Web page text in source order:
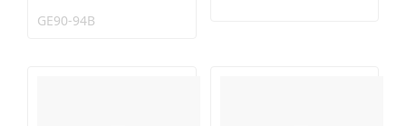
GE90-94B